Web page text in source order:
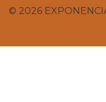
© 2026